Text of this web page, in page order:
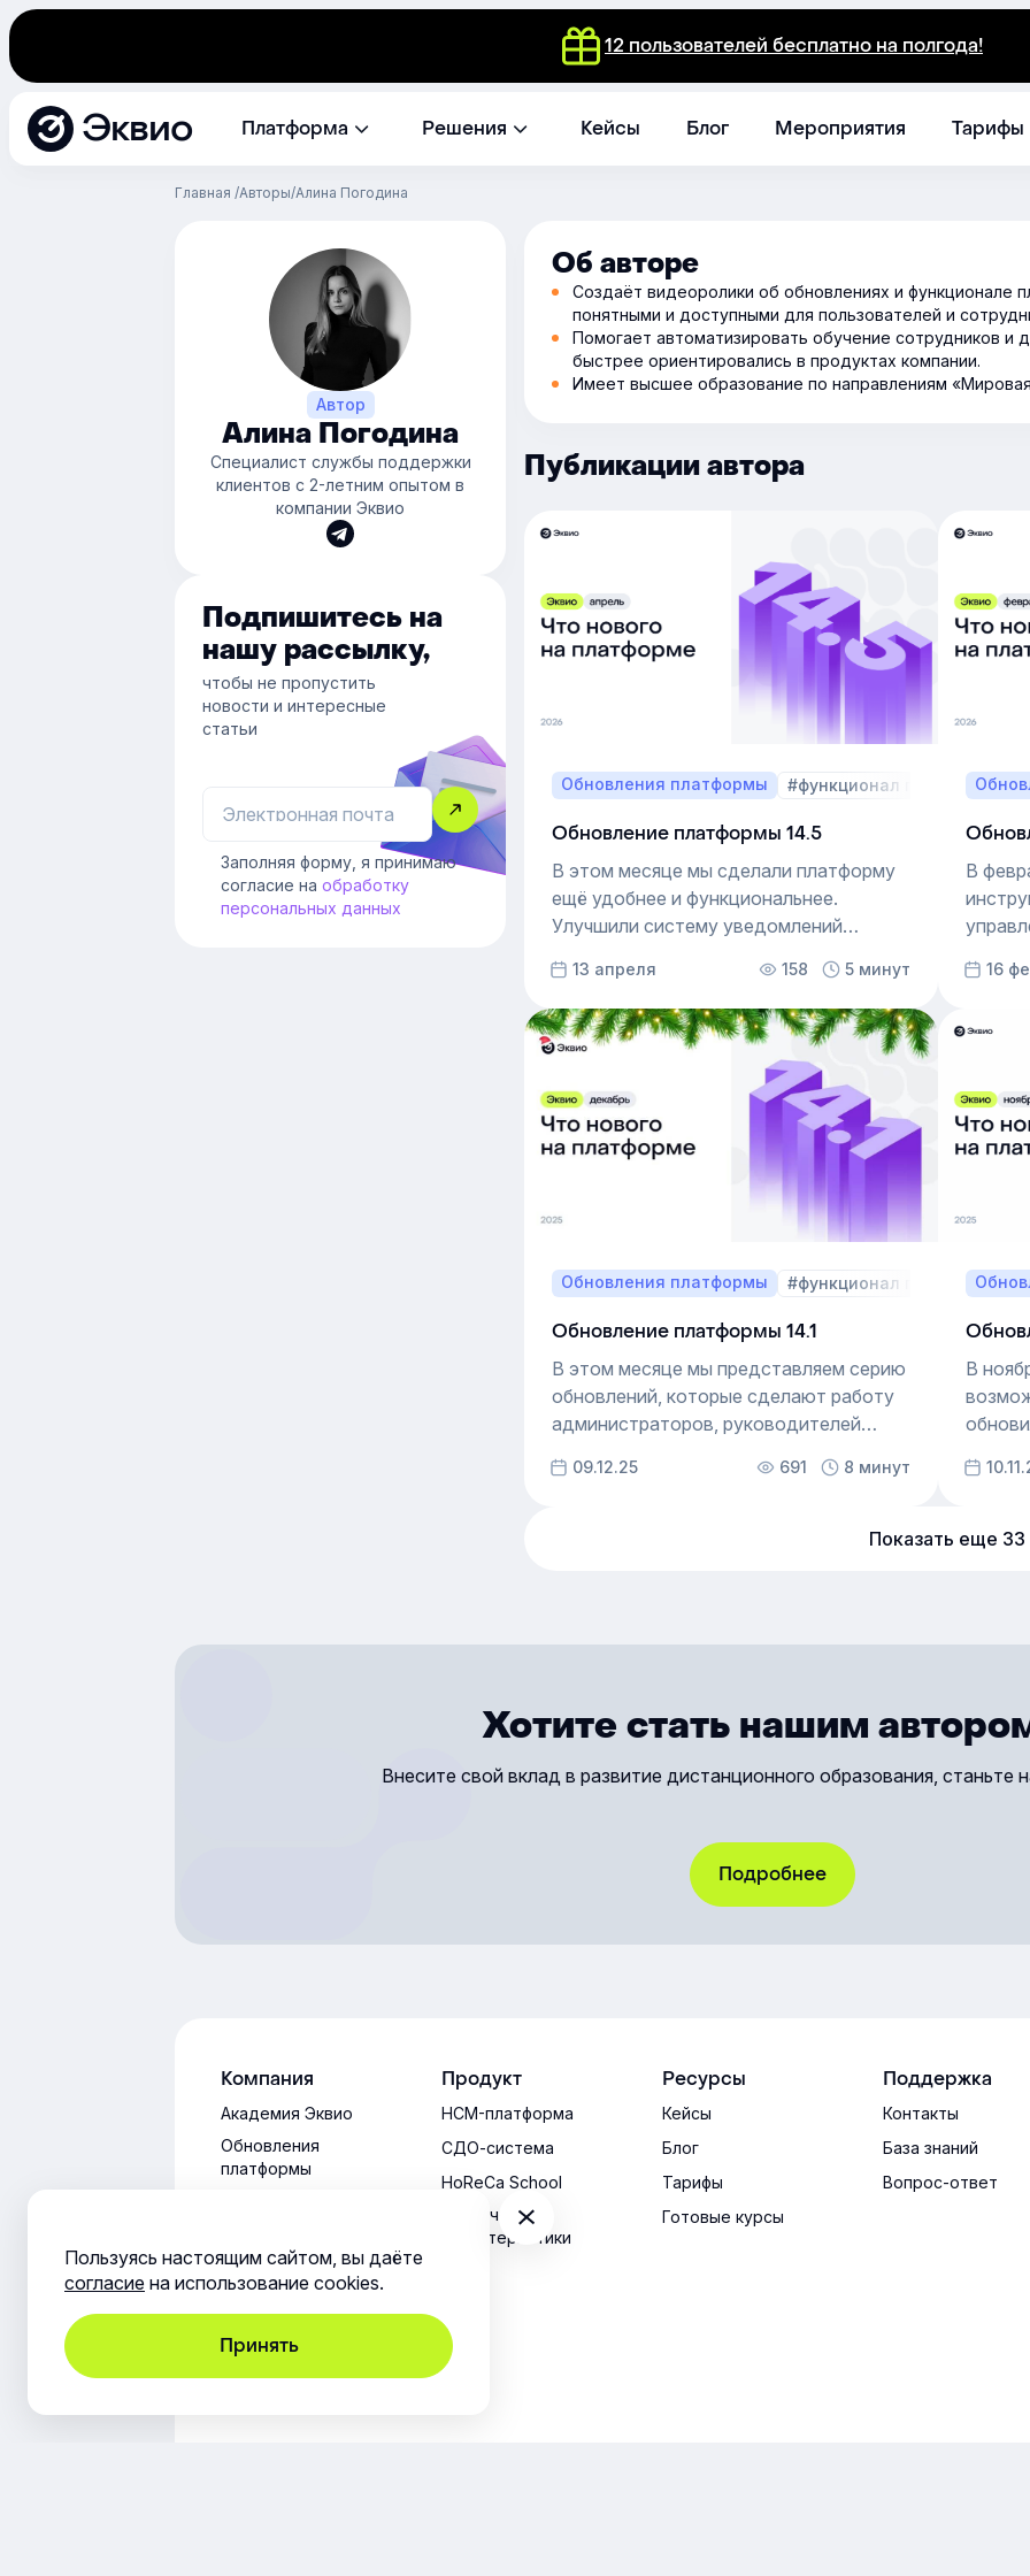
12 пользователей бесплатно на полгода!
Эквио Платформа Решения Кейсы Блог Мероприятия Тарифы
Главная Авторы Алина Погодина
Автор
Алина Погодина
Специалист службы поддержки
клиентов с 2-летним опытом в
компании Эквио
Подпишитесь на
нашу рассылку,
чтобы не пропустить
новости и интересные
статьи
Заполняя форму, я принимаю
согласие на обработку
персональных данных
Об авторе
Создаёт видеоролики об обновлениях и функционале
понятными и доступными для пользователей и
Помогает автоматизировать обучение сотрудников и
быстрее ориентировались в продуктах компании.
Имеет высшее образование по направлениям
Публикации автора
Обновления платформы #функционал платформы
Обновление платформы 14.5
В этом месяце мы сделали платформу
ещё удобнее и функциональнее.
Улучшили систему уведомлений
статистику по «Проводнику»,
упростили работу с доступами
через массовый импорт и экспорт,
а также внедрили умный
морфологический поиск.
13 апреля 158 5 минут
В
16
Обновления платформы #функционал платформы
Обновление платформы 14.1
В этом месяце мы представляем серию
обновлений, которые сделают работу
администраторов, руководителей
09.12.25 691 8 минут
В
а
для
и
Показать еще 33
Хотите стать нашим
Внесите свой вклад в развитие дистанционного образования, станьте
Подробнее
Компания
Академия Эквио
Обновления
платформы
Продукт
HCM-платформа
СДО-система
HoReCa School
Технические
характеристики
Ресурсы
Кейсы
Блог
Тарифы
Готовые курсы
Поддержка
Контакты
База знаний
Вопрос-ответ
Пользуясь настоящим сайтом, вы даёте
согласие на использование cookies.
Принять